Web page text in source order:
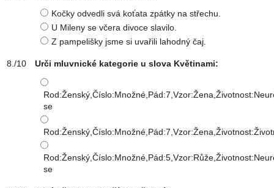
Kočky odvedli svá koťata zpátky na střechu.
U Mileny se včera divoce slavilo.
Z pampelišky jsme si uvařili lahodný čaj.
Urči mluvnické kategorie u slova Květinami:
se
se